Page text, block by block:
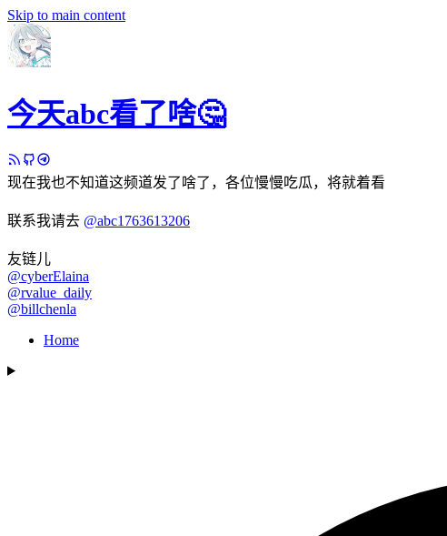
Skip to main content
今天abc看了啥🤔
现在我也不知道这频道发了啥了，各位慢慢吃瓜，将就着看
联系我请去 @abc1763613206
友链儿
@cyberElaina
@rvalue_daily
@billchenla
Home